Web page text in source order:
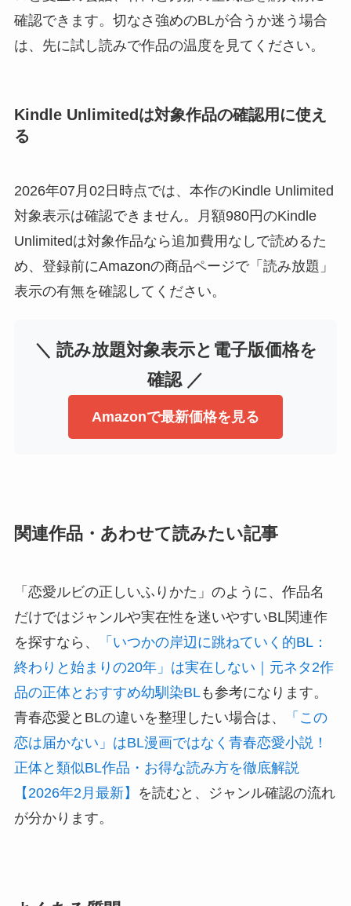
確認できます。切なさ強めのBLが合うか迷う場合
は、先に試し読みで作品の温度を見てください。
Kindle Unlimitedは対象作品の確認用に使え
る
2026年07月02日時点では、本作のKindle Unlimited
対象表示は確認できません。月額980円のKindle
Unlimitedは対象作品なら追加費用なしで読めるた
め、登録前にAmazonの商品ページで「読み放題」
表示の有無を確認してください。
＼ 読み放題対象表示と電子版価格を
確認 ／
Amazonで最新価格を見る
関連作品・あわせて読みたい記事
「恋愛ルビの正しいふりかた」のように、作品名
だけではジャンルや実在性を迷いやすいBL関連作
を探すなら、
「いつかの岸辺に跳ねていく的BL：
終わりと始まりの20年」は実在しない｜元ネタ2作
品の正体とおすすめ幼馴染BLも参考になります。
青春恋愛とBLの違いを整理したい場合は、
「この
恋は届かない」はBL漫画ではなく青春恋愛小説！
正体と類似BL作品・お得な読み方を徹底解説
【2026年2月最新】
を読むと、ジャンル確認の流れ
が分かります。